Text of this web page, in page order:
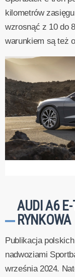
kilometrów
wzrosnąć z 10 do
warunkiem są też
AUDI A6
RYNKOWA
Publikacja
nadwoziami
września 2024.